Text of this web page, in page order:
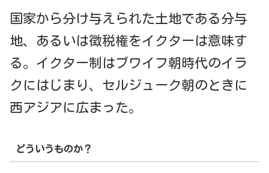
国家から分け与えられた土地である分与
地、あるいは徴税権をイクターは意味す
る。イクター制はブワイフ朝時代のイラ
クにはじまり、セルジューク朝のときに
西アジアに広まった。
どういうものか？